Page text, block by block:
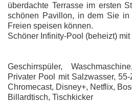
überdachte Terrasse im ersten
schönen Pavillon, in dem Sie
Freien speisen können.
Schöner Infinity-Pool (beheizt)
Geschirrspüler,
Privater Pool mit Salzwasser,
Chromecast, Disney+, Netflix,
Billardtisch, Tischkicker